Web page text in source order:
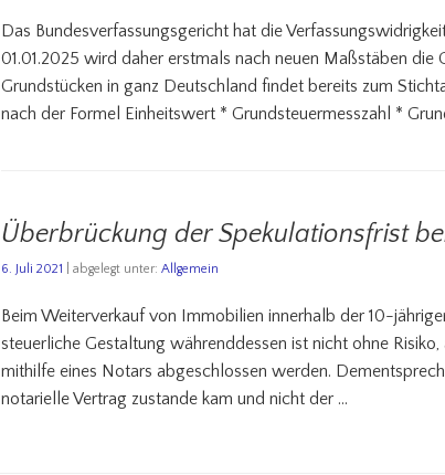
Das Bundesverfassungsgericht hat die
01.01.2025 wird daher erstmals nach neuen Maßstäben
Grundstücken in ganz Deutschland findet bereits zum
nach der Formel Einheitswert * Grundsteuermesszahl *
Überbrückung der Spekulationsfrist
6. Juli 2021 | abgelegt unter:Allgemein
Beim Weiterverkauf von Immobilien innerhalb der 10-
steuerliche Gestaltung währenddessen ist nicht ohne
mithilfe eines Notars abgeschlossen werden.
notarielle Vertrag zustande kam und nicht der …